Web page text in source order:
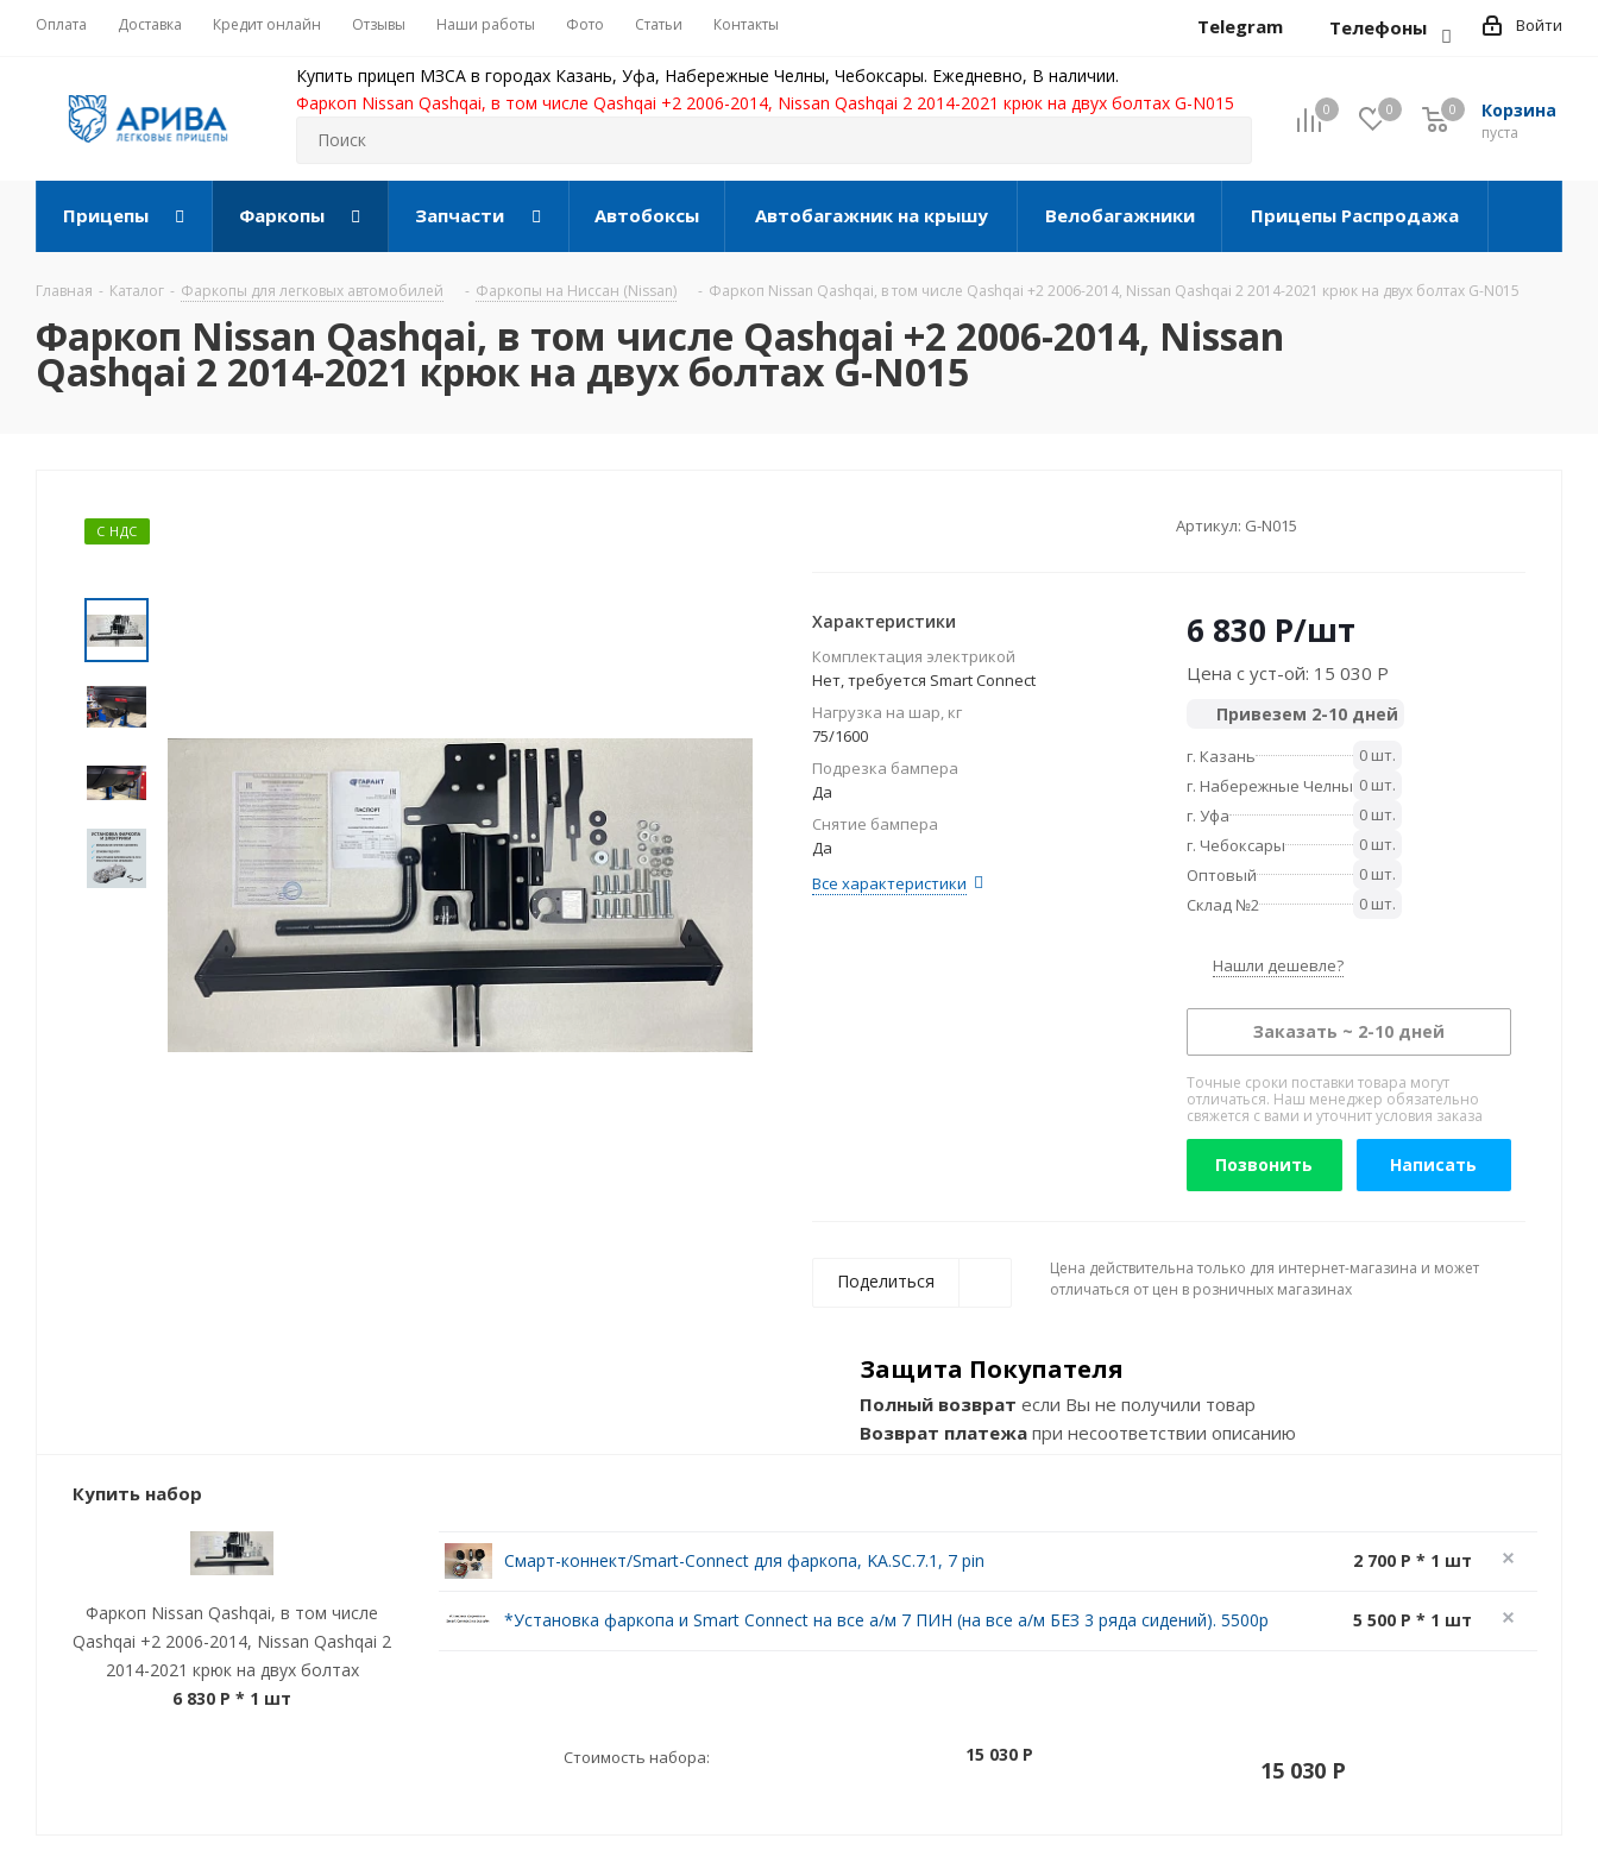
Оплата Доставка Кредит онлайн Отзывы Наши работы Фото Статьи Контакты Войти
Telegram Телефоны
Купить прицеп МЗСА в городах Казань, Уфа, Набережные Челны, Чебоксары. Ежедневно, В наличии.
Фаркоп Nissan Qashqai, в том числе Qashqai +2 2006-2014, Nissan Qashqai 2 2014-2021 крюк на двух болтах G-N015
0 0 Корзина
0
пуста
0
Прицепы Фаркопы Запчасти Автобоксы Автобагажник на крышу Велобагажники Прицепы Распродажа
Главная - Каталог - Фаркопы для легковых автомобилей - Фаркопы на Ниссан (Nissan) - Фаркоп Nissan Qashqai, в том числе Qashqai +2 2006-2014, Nissan Qashqai 2 2014-2021 крюк на двух болтах G-N015
Фаркоп Nissan Qashqai, в том числе Qashqai +2 2006-2014, Nissan
Qashqai 2 2014-2021 крюк на двух болтах G-N015
С НДС Артикул: G-N015
Характеристики
Комплектация электрикой
Нет, требуется Smart Connect
Нагрузка на шар, кг
75/1600
Подрезка бампера
Да
Снятие бампера
Да
Все характеристики
6 830 P/шт
Цена с уст-ой: 15 030 P
Привезем 2-10 дней
г. Казань
0 шт.
г. Набережные Челны 0 шт.
г. Уфа
0 шт.
г. Чебоксары
0 шт.
Оптовый
0 шт.
Склад №2
0 шт.
Нашли дешевле?
Заказать ~ 2-10 дней
Точные сроки поставки товара могут
отличаться. Наш менеджер обязательно
свяжется с вами и уточнит условия заказа
Позвонить Написать
Поделиться
Цена действительна только для интернет-магазина и может
отличаться от цен в розничных магазинах
Защита Покупателя
Полный возврат если Вы не получили товар
Возврат платежа при несоответствии описанию
Купить набор
Фаркоп Nissan Qashqai, в том числе
Qashqai +2 2006-2014, Nissan Qashqai 2
2014-2021 крюк на двух болтах
6 830 P * 1 шт
Смарт-коннект/Smart-Connect для фаркопа, KA.SC.7.1, 7 pin 2 700 P * 1 шт
*Установка фаркопа и Smart Connect на все а/м 7 ПИН (на все а/м БЕЗ 3 ряда сидений). 5500р 5 500 P * 1 шт
Стоимость набора: 15 030 P
15 030 P